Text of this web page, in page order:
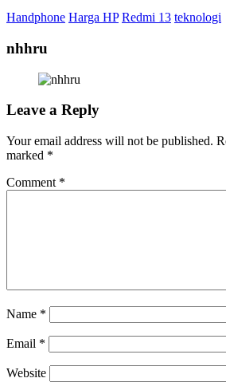
Handphone Harga HP Redmi 13 teknologi
nhhru
Leave a Reply
Your email address will not be published.
marked *
Comment *
Name *
Email *
Website